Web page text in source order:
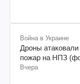
Война в Украине
Дроны атаковали
пожар на НПЗ
Вчера